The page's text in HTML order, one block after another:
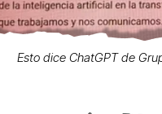
Esto dice ChatGPT de